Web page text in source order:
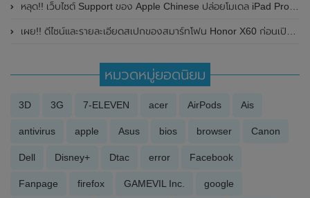
หลุด!! เว็บไซต์ Support ของ Apple Chinese ปล่อยโมเดล iPad Pro รุ่นใหม่ 4 รุ่น
เผย!! ดีไซน์และรายละเอียดสเปกของสมาร์ทโฟน Honor X60 ก่อนเปิดตัวในเร็วๆนี้
หมวดหมู่ยอดนิยม
3D 3G 7-ELEVEN acer AirPods Ais
antivirus apple Asus bios browser Canon
Dell Disney+ Dtac error Facebook
Fanpage firefox GAMEVIL Inc. google